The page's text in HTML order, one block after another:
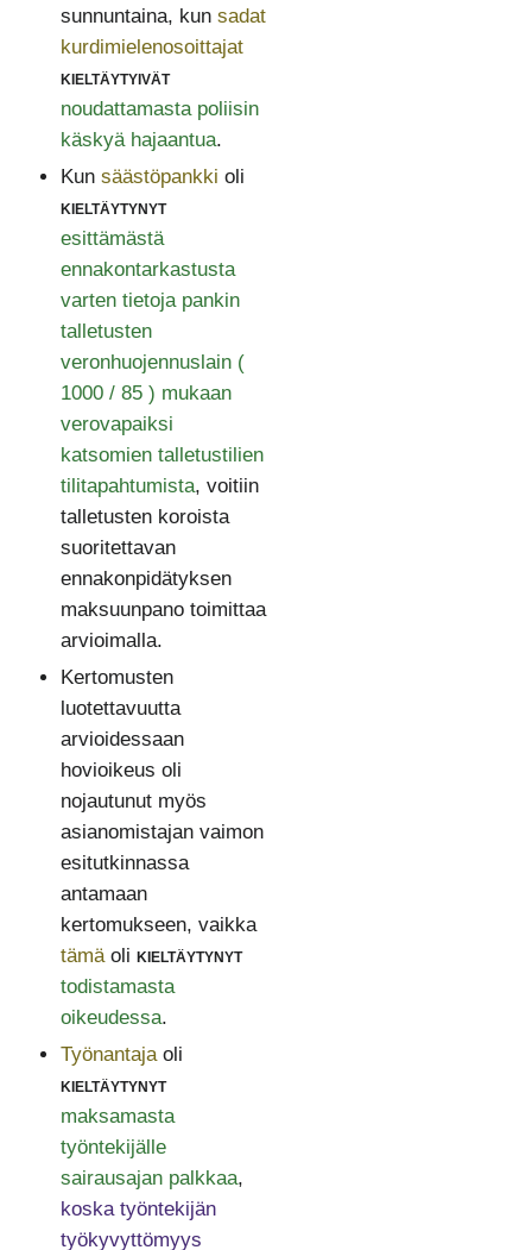
sunnuntaina, kun sadat
kurdimielenosoittajat
kieltäytyivät
noudattamasta poliisin
käskyä hajaantua.
Kun säästöpankki oli
kieltäytynyt
esittämästä
ennakontarkastusta
varten tietoja pankin
talletusten
veronhuojennuslain (
1000 / 85 ) mukaan
verovapaiksi
katsomien talletustilien
tilitapahtumista, voitiin
talletusten koroista
suoritettavan
ennakonpidätyksen
maksuunpano toimittaa
arvioimalla.
Kertomusten
luotettavuutta
arvioidessaan
hovioikeus oli
nojautunut myös
asianomistajan vaimon
esitutkinnassa
antamaan
kertomukseen, vaikka
tämäoli kieltäytynyt
todistamasta
oikeudessa.
Työnantajaoli
kieltäytynyt
maksamasta
työntekijälle
sairausajan palkkaa,
koska työntekijän
työkyvyttömyys